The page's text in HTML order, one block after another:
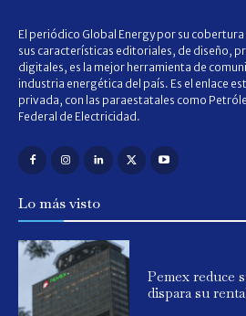
El periódico Global Energy por su
sus características editoriales, de diseño,
digitales, es la mejor herramienta de
industria energética del país. Es el enlace
privada, con las paraestatales como
Federal de Electricidad.
Lo más visto
Pemex reduce
dispara su